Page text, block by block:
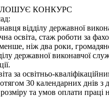
КОНКУРС
відділу державної
стаж роботи за
ніж два роки,
державної виконавчої
за освітньо-
30 календарних днів з
та умов оплати праці